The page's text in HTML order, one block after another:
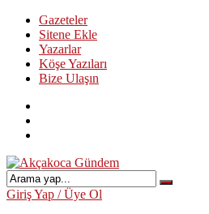
Gazeteler
Sitene Ekle
Yazarlar
Köşe Yazıları
Bize Ulaşın
Giriş Yap / Üye Ol